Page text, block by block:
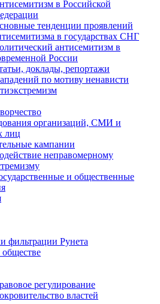
в Российской
тенденции проявлений
в государствах СНГ
антисемитизм в
России
доклады, репортажи
по мотиву ненависти
организаций, СМИ и
лиц
кампании
неправомерному
и общественные
фильтрации Рунета
обществе
регулирование
властей